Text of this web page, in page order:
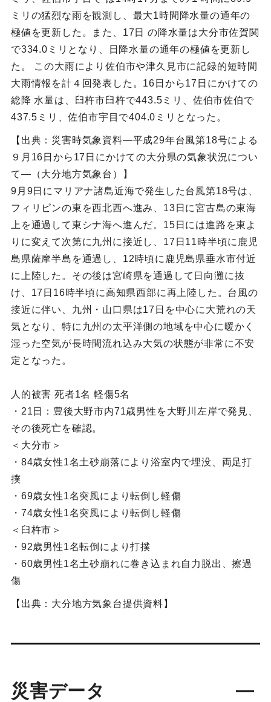
ミリの猛烈な雨を観測し、最大1時間降水量の通年の
極値を更新した。また、17日 の降水量は大分市佐賀関
で334.0ミリとなり、日降水量の通年の極値を更新し
た。 この大雨により佐伯市や津久見市に記録的短時間
大雨情報を計４回発表した。16日から17日にかけての
総降 水量は、臼杵市臼杵で443.5ミリ、佐伯市佐伯で
437.5ミリ、佐伯市宇目で404.0ミリとなった。
【出典：災害時気象資料―平成29年台風第18号による
９月16日から17日にかけての大分県の気象状況につい
て―（大分地方気象台）】
9月9日にマリアナ諸島近海で発生した台風第18号は、
フィリピンの東を西北西へ進み、13日に宮古島の東海
上を通過して東シナ海へ進んだ。15日には進路を東よ
りに変えて次第に九州に接近し、17日11時半頃に鹿児
島県薩摩半島を通過し、12時頃に鹿児島県垂水市付近
に上陸した。その後は宮崎県を通過して日向灘に抜
け、17日16時半頃に高知県西部に再上陸した。台風の
接近に伴い、九州・山口県は17日を中心に大荒れの天
気となり、特に九州の太平洋側の地域を中心に暖かく
湿った空気が長時間流れ込み大気の状態が非常に不安
定となった。
人的被害 死者1名 軽傷5名
・21日：豊後大野市内71歳男性を大野川左岸で発見、
その後死亡を確認。
＜大分市＞
・84歳女性1名土砂崩落により浴室内で埋没、両足打
撲
・69歳女性1名突風により転倒し軽傷
・74歳女性1名突風により転倒し軽傷
＜臼杵市＞
・92歳男性1名転倒により打撲
・60歳男性1名土砂崩れに巻き込まれ自力脱出、擦過
傷
【出典：大分地方気象台提供資料】
災害データ